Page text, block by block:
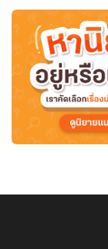
ได้
ต้องการ
เสีย
หน่อย!